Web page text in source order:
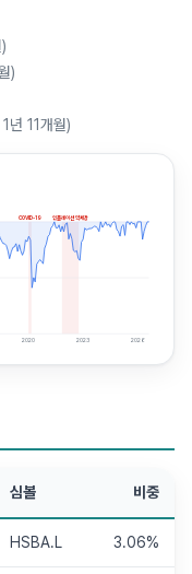
)
년 11개월)
COVID-19 인플레이션 약세장
2020 2023 2026
심볼 비중
HSBA.L 3.06%